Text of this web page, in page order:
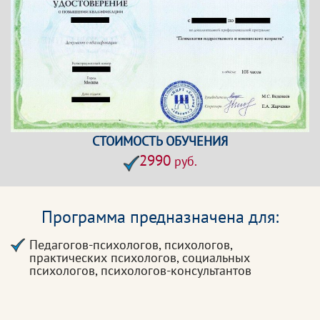
СТОИМОСТЬ ОБУЧЕНИЯ
2990руб.
Программа предназначена для:
Педагогов-психологов, психологов,
практических психологов, социальных
психологов, психологов-консультантов